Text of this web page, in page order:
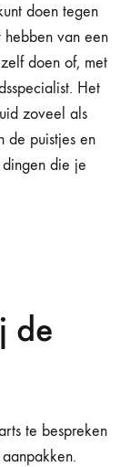
doen tegen
van een
doen of, met
Het
zoveel als
de puistjes en
die je
de
te bespreken